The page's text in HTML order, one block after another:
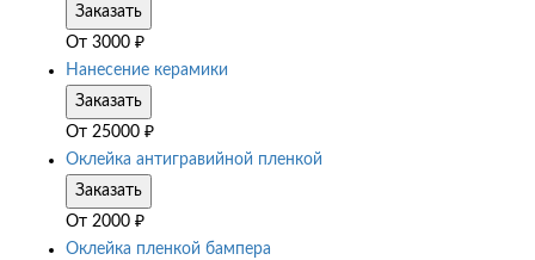
Заказать
От 3000 ₽
Нанесение керамики
Заказать
От 25000 ₽
Оклейка антигравийной пленкой
Заказать
От 2000 ₽
Оклейка пленкой бампера